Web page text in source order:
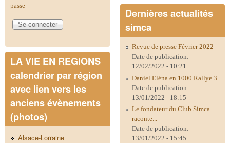
passe
LA VIE EN REGIONS
calendrier par région
avec lien vers les
anciens évènements
(photos)
Alsace-Lorraine
Dernières actualités
simca
Revue de presse Février 2022
Date de publication:
12/02/2022 - 10:21
Daniel Eléna en 1000 Rallye 3
Date de publication:
13/01/2022 - 18:15
Le fondateur du Club Simca
raconte...
Date de publication:
13/01/2022 - 15:45